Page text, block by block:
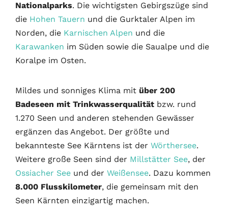
Nationalparks. Die wichtigsten Gebirgszüge sind
die Hohen Tauern und die Gurktaler Alpen im
Norden, die Karnischen Alpen und die
Karawanken im Süden sowie die Saualpe und die
Koralpe im Osten.
Mildes und sonniges Klima mit über 200
Badeseen mit Trinkwasserqualität bzw. rund
1.270 Seen und anderen stehenden Gewässer
ergänzen das Angebot. Der größte und
bekannteste See Kärntens ist der Wörthersee.
Weitere große Seen sind der Millstätter See, der
Ossiacher See und der Weißensee. Dazu kommen
8.000 Flusskilometer, die gemeinsam mit den
Seen Kärnten einzigartig machen.